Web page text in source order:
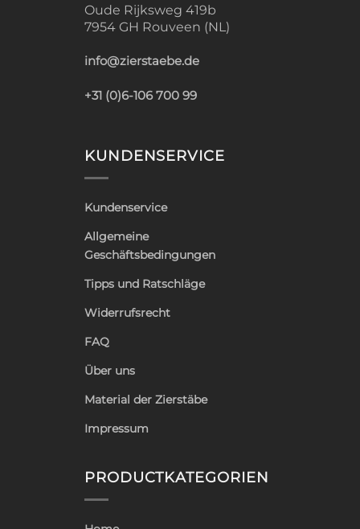
Oude Rijksweg 419b
7954 GH Rouveen (NL)
info@zierstaebe.de
+31 (0)6-106 700 99
KUNDENSERVICE
Kundenservice
Allgemeine
Geschäftsbedingungen
Tipps und Ratschläge
Widerrufsrecht
FAQ
Über uns
Material der Zierstäbe
Impressum
PRODUCTKATEGORIEN